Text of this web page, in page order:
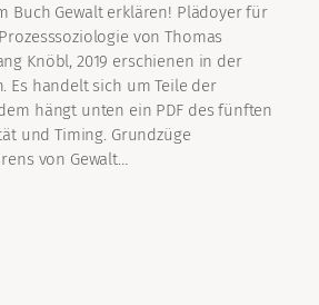
Buch Gewalt erklären! Plädoyer für
von Thomas
Knöbl, 2019 erschienen in der
Es handelt sich um Teile der
hängt unten ein PDF des fünften
und Timing. Grundzüge
von Gewalt…